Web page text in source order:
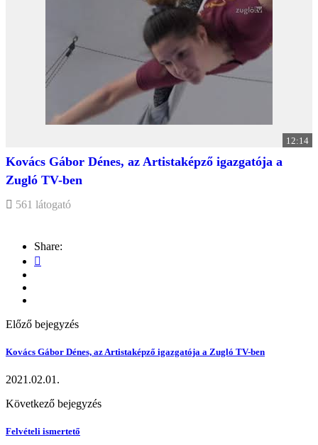
12:14
Kovács Gábor Dénes, az Artistaképző igazgatója a
Zugló TV-ben
561 látogató
Share:
Előző bejegyzés
Kovács Gábor Dénes, az Artistaképző igazgatója a Zugló TV-ben
2021.02.01.
Következő bejegyzés
Felvételi ismertető